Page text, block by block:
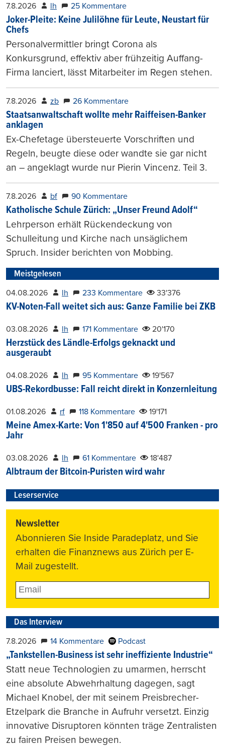
7.8.2026 lh 25 Kommentare
Joker-Pleite: Keine Julilöhne für Leute, Neustart für
Chefs
Personalvermittler bringt Corona als
Konkursgrund, effektiv aber frühzeitig Auffang-
Firma lanciert, lässt Mitarbeiter im Regen stehen.
7.8.2026 zb 26 Kommentare
Staatsanwaltschaft wollte mehr Raiffeisen-Banker
anklagen
Ex-Chefetage übersteuerte Vorschriften und
Regeln, beugte diese oder wandte sie gar nicht
an – angeklagt wurde nur Pierin Vincenz. Teil 3.
7.8.2026 bf 90 Kommentare
Katholische Schule Zürich: „Unser Freund Adolf“
Lehrperson erhält Rückendeckung von
Schulleitung und Kirche nach unsäglichem
Spruch. Insider berichten von Mobbing.
Meistgelesen
04.08.2026 lh 233 Kommentare 33'376
KV-Noten-Fall weitet sich aus: Ganze Familie bei ZKB
03.08.2026 lh 171 Kommentare 20'170
Herzstück des Ländle-Erfolgs geknackt und
ausgeraubt
04.08.2026 lh 95 Kommentare 19'567
UBS-Rekordbusse: Fall reicht direkt in Konzernleitung
01.08.2026 rf 118 Kommentare 19'171
Meine Amex-Karte: Von 1'850 auf 4'500 Franken - pro
Jahr
03.08.2026 lh 61 Kommentare 18'487
Albtraum der Bitcoin-Puristen wird wahr
Leserservice
Newsletter
Abonnieren Sie Inside Paradeplatz, und Sie
erhalten die Finanznews aus Zürich per E-
Mail zugestellt.
Das Interview
7.8.2026 14 Kommentare Podcast
„Tankstellen-Business ist sehr ineffiziente Industrie“
Statt neue Technologien zu umarmen, herrscht
eine absolute Abwehrhaltung dagegen, sagt
Michael Knobel, der mit seinem Preisbrecher-
Etzelpark die Branche in Aufruhr versetzt. Einzig
innovative Disruptoren könnten träge Zentralisten
zu fairen Preisen bewegen.